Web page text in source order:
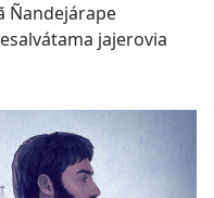
Ñandejárape
jajerovia